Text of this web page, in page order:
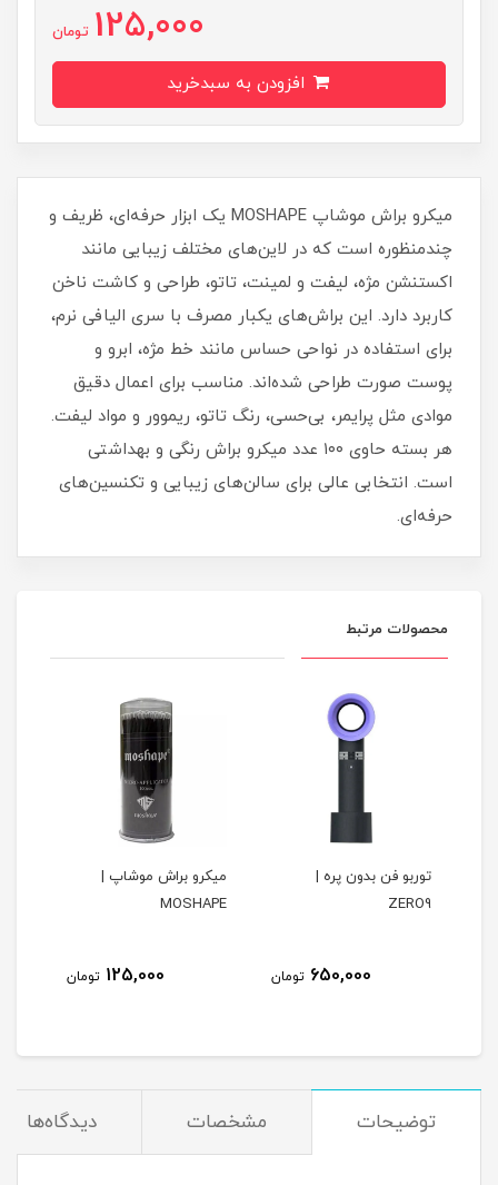
125,000 تومان
میکرو براش موشاپ MOSHAPE یک ابزار حرفه‌ای، ظریف و
چندمنظوره است که در لاین‌های مختلف زیبایی مانند
اکستنشن مژه، لیفت و لمینت، تاتو، طراحی و کاشت ناخن
کاربرد دارد. این براش‌های یکبار مصرف با سری الیافی نرم،
برای استفاده در نواحی حساس مانند خط مژه، ابرو و
پوست صورت طراحی شده‌اند. مناسب برای اعمال دقیق
موادی مثل پرایمر، بی‌حسی، رنگ تاتو، ریموور و مواد لیفت.
هر بسته حاوی ۱۰۰ عدد میکرو براش رنگی و بهداشتی
است. انتخابی عالی برای سالن‌های زیبایی و تکنسین‌های
حرفه‌ای.
محصولات مرتبط
توربو فن بدون پره |
ZERO9
650,000 تومان
میکرو براش موشاپ |
MOSHAPE
125,000 تومان
توضیحات مشخصات دیدگاه‌ها